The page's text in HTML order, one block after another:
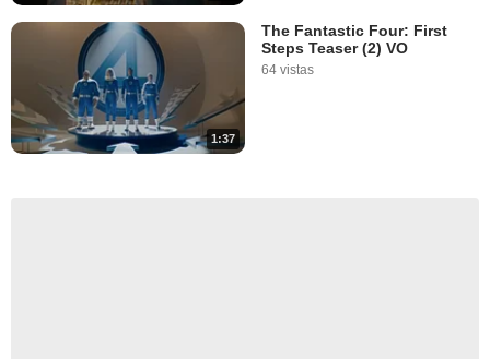
1:37
The Fantastic Four: First
Steps Teaser (2) VO
64 vistas